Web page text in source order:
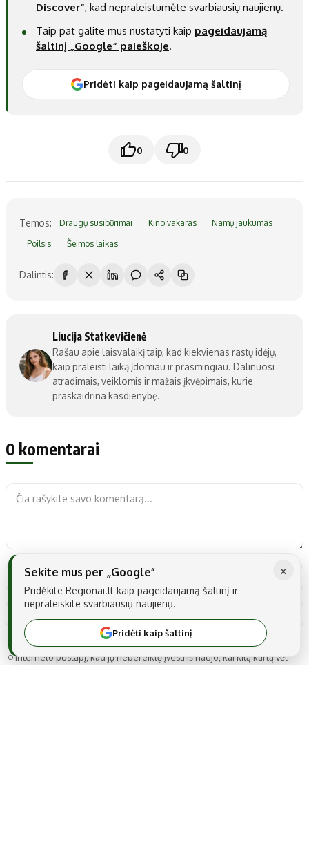
Discover“, kad nepraleistumėte svarbiausių naujienų.
Taip pat galite mus nustatyti kaip pageidaujamą
šaltinį „Google“ paieškoje.
Pridėti kaip pageidaujamą šaltinį
0 0
Temos: Draugų susibūrimai Kino vakaras Namų jaukumas
Poilsis Šeimos laikas
Dalintis:
Liucija Statkevičienė
Rašau apie laisvalaikį taip, kad kiekvienas rastų idėjų,
kaip praleisti laiką įdomiau ir prasmingiau. Dalinuosi
atradimais, veiklomis ir mažais įkvėpimais, kurie
praskaidrina kasdienybę.
0 komentarai
Noriu savo interneto naršyklėje išsaugoti vardą, el. pašto adresą ir
interneto puslapį, kad jų nebereiktų įvesti iš naujo, kai kitą kartą vėl
×
Sekite mus per „Google“
Pridėkite Regionai.lt kaip pageidaujamą šaltinį ir
nepraleiskite svarbiausių naujienų.
Pridėti kaip šaltinį